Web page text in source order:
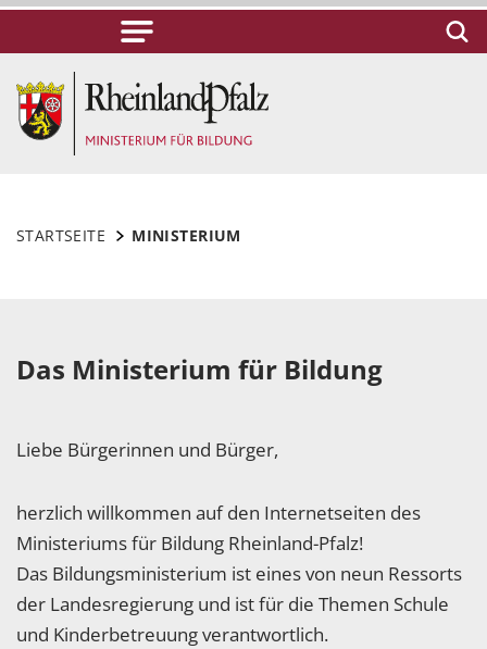
STARTSEITE MINISTERIUM
Das Ministerium für Bildung
Liebe Bürgerinnen und Bürger,
herzlich willkommen auf den Internetseiten des
Ministeriums für Bildung Rheinland-Pfalz!
Das Bildungsministerium ist eines von neun Ressorts
der Landesregierung und ist für die Themen Schule
und Kinderbetreuung verantwortlich.